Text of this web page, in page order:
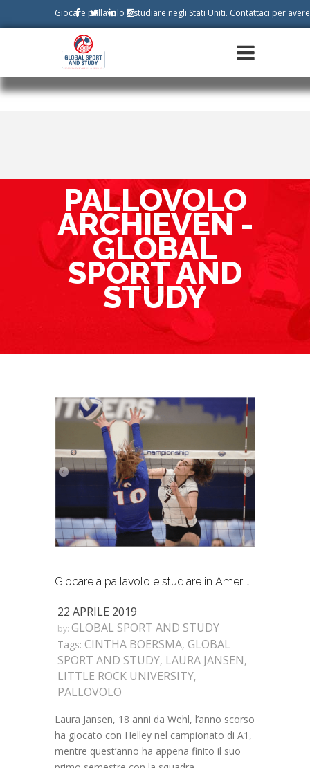
Giocare pallavolo e studiare negli Stati Uniti. Contattaci per
PALLOVOLO
ARCHIEVEN -
GLOBAL
SPORT AND
STUDY
Giocare a pallavolo e studiare in America, la storia di Laura Jansen
22 APRILE 2019
by: GLOBAL SPORT AND STUDY
Tags: CINTHA BOERSMA, GLOBAL
SPORT AND STUDY, LAURA JANSEN,
LITTLE ROCK UNIVERSITY,
PALLOVOLO
Laura Jansen, 18 anni da Wehl, l’anno scorso
ha giocato con Helley nel campionato di A1,
mentre quest’anno ha appena finito il suo